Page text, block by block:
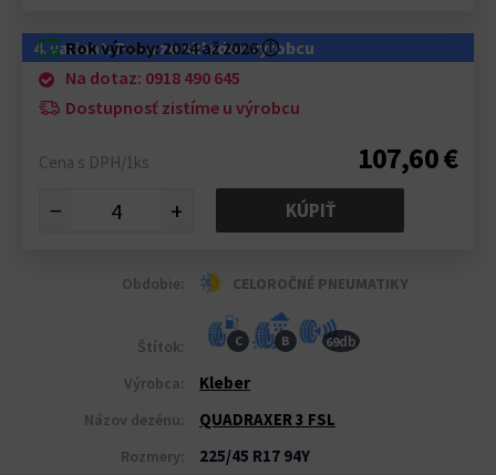
4. variant: Pneu zo skladov výrobcu
Rok výroby:2024 až 2026ⓘ
Na dotaz: 0918 490 645
Dostupnosť zistíme u výrobcu
Cena s DPH/1ks 107,60 €
− + KÚPIŤ
Obdobie: CELOROČNÉ PNEUMATIKY
Štítok: C B 69db
Výrobca: Kleber
Názov dezénu: QUADRAXER 3 FSL
Rozmery: 225/45 R17 94Y